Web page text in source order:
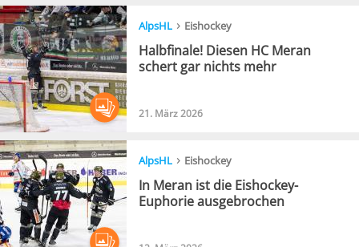
AlpsHL › Eishockey
Halbfinale! Diesen HC Meran
schert gar nichts mehr
21. März 2026
AlpsHL › Eishockey
In Meran ist die Eishockey-
Euphorie ausgebrochen